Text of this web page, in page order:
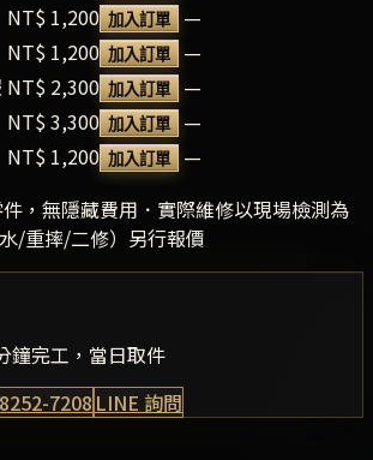
NT$ 1,200 加入訂單
—
NT$ 1,200 加入訂單
—
NT$ 2,300 加入訂單
—
NT$ 3,300 加入訂單
—
NT$ 1,200 加入訂單
—
，無隱藏費用．實際維修以現場檢測為
/重摔/二修）另行報價
鐘完工，當日取件
7208 LINE 詢問